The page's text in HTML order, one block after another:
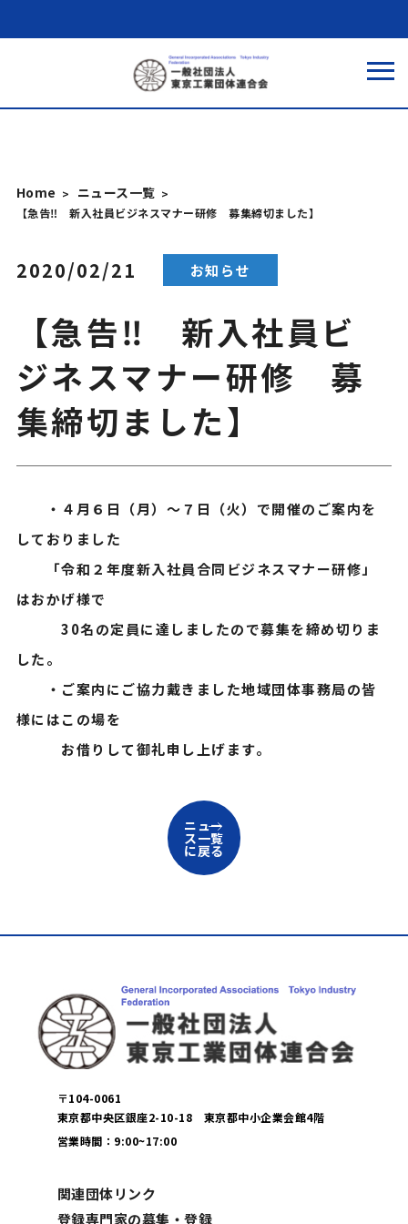
Home ニュース一覧
【急告‼ 新入社員ビジネスマナー研修 募集締切ました】
2020/02/21 お知らせ
【急告‼ 新入社員ビ
ジネスマナー研修 募
集締切ました】
・４月６日（月）～７日（火）で開催のご案内を
しておりました
「令和２年度新入社員合同ビジネスマナー研修」
はおかげ様で
30名の定員に達しましたので募集を締め切りま
した。
・ご案内にご協力戴きました地域団体事務局の皆
様にはこの場を
お借りして御礼申し上げます。
ニュー
ス一覧
に戻る
〒104-0061
東京都中央区銀座2-10-18 東京都中小企業会館4階
営業時間：9:00~17:00
関連団体リンク
登録専門家の募集・登録